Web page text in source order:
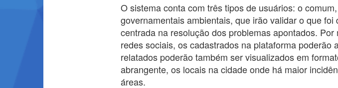
O sistema conta com três tipos de usuários: o
governamentais ambientais, que irão validar o que
centrada na resolução dos problemas apontados. Por
redes sociais, os cadastrados na plataforma
relatados poderão também ser visualizados em
abrangente, os locais na cidade onde há maior
áreas.